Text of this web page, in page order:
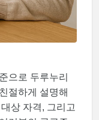
으로 두루누리
절하게 설명해
상 자격, 그리고